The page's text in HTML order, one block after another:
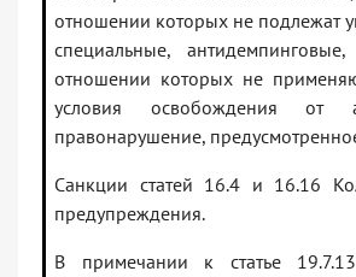
отношении которых не подлежат
специальные,
отношении которых не
условия освобождения от
правонарушение,
Санкции статей 16.4 и 16.16
предупреждения.
В примечании к статье